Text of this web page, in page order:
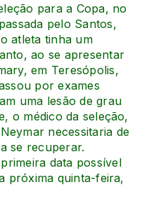
para a Copa, no
pelo Santos,
atleta tinha um
ao se apresentar
em Teresópolis,
por exames
uma lesão de grau
o médico da seleção,
necessitaria de
se recuperar.
data possível
próxima quinta-feira,